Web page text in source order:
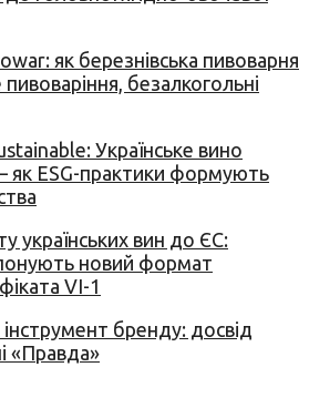
як березнівська пивоварня
безалкогольні
Українське вино
як ESG-практики формують
українських вин до ЄС:
новий формат
VI-1
бренду: досвід
«Правда»